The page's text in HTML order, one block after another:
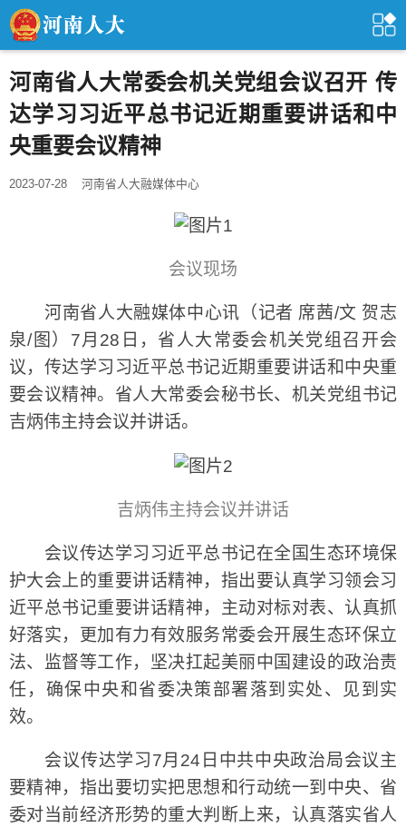
河南省人大常委会机关党组会议召开 传
达学习习近平总书记近期重要讲话和中
央重要会议精神
2023-07-28 河南省人大融媒体中心
会议现场
河南省人大融媒体中心讯（记者 席茜/文 贺志
泉/图）7月28日，省人大常委会机关党组召开会
议，传达学习习近平总书记近期重要讲话和中央重
要会议精神。省人大常委会秘书长、机关党组书记
吉炳伟主持会议并讲话。
吉炳伟主持会议并讲话
会议传达学习习近平总书记在全国生态环境保
护大会上的重要讲话精神，指出要认真学习领会习
近平总书记重要讲话精神，主动对标对表、认真抓
好落实，更加有力有效服务常委会开展生态环保立
法、监督等工作，坚决扛起美丽中国建设的政治责
任，确保中央和省委决策部署落到实处、见到实
效。
会议传达学习7月24日中共中央政治局会议主
要精神，指出要切实把思想和行动统一到中央、省
委对当前经济形势的重大判断上来，认真落实省人